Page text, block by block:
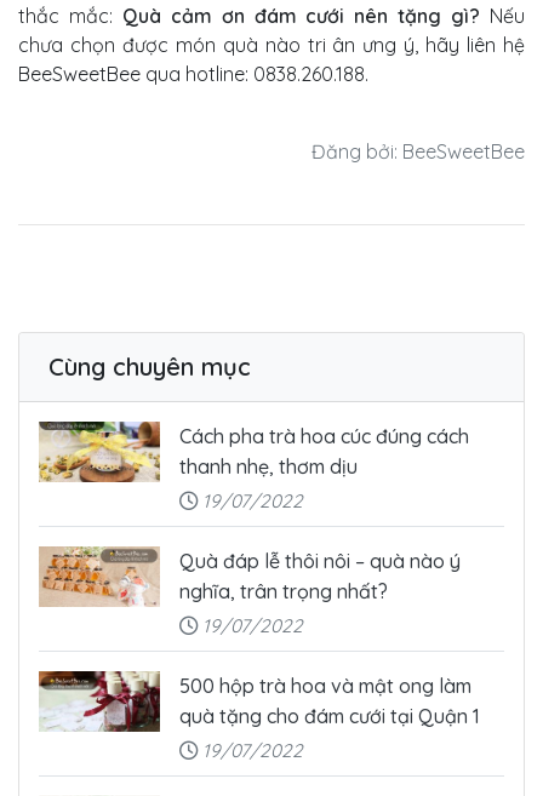
thắc mắc: Quà cảm ơn đám cưới nên tặng gì? Nếu
chưa chọn được món quà nào tri ân ưng ý, hãy liên hệ
BeeSweetBee qua hotline: 0838.260.188.
Đăng bởi: BeeSweetBee
Cùng chuyên mục
Cách pha trà hoa cúc đúng cách
thanh nhẹ, thơm dịu
19/07/2022
Quà đáp lễ thôi nôi – quà nào ý
nghĩa, trân trọng nhất?
19/07/2022
500 hộp trà hoa và mật ong làm
quà tặng cho đám cưới tại Quận 1
19/07/2022